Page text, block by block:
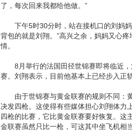
了，每次回来我都给他做。”
下午5时30分时，站在接机口的刘妈妈
背包的就是刘翔。”高兴之余，妈妈又心
情。
8月举行的法国田径世锦赛即将临近，
赛。刘翔表示，目前他基本上已经步入正
由于世锦赛与黄金联赛的规则不同：黄
决发四枪。这使得有些媒体担心刘翔体力
四枪的比赛，它比黄金联赛要好恢复。这
金联赛虽然只比一枪，可这其中坐飞机相